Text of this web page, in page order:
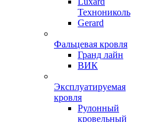
Технониколь
Gerard
Фальцевая кровля
Гранд лайн
ВИК
Эксплуатируемая
кровля
Рулонный
кровельный